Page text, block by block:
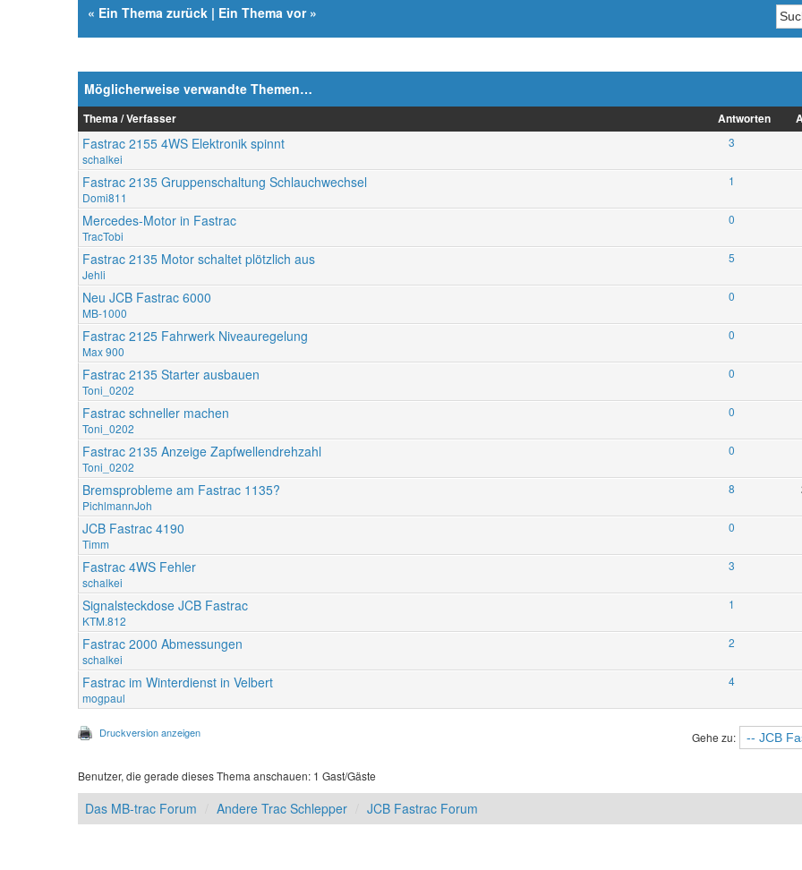
« Ein Thema zurück | Ein Thema vor»
Möglicherweise verwandte Themen…
Thema / Verfasser Antworten
Fastrac 2155 4WS Elektronik spinnt
schalkei
3
Fastrac 2135 Gruppenschaltung Schlauchwechsel
Domi811
1
Mercedes-Motor in Fastrac
TracTobi
0
Fastrac 2135 Motor schaltet plötzlich aus
Jehli
5
Neu JCB Fastrac 6000
MB-1000
0
Fastrac 2125 Fahrwerk Niveauregelung
Max 900
0
Fastrac 2135 Starter ausbauen
Toni_0202
0
Fastrac schneller machen
Toni_0202
0
Fastrac 2135 Anzeige Zapfwellendrehzahl
Toni_0202
0
Bremsprobleme am Fastrac 1135?
PichlmannJoh
8
JCB Fastrac 4190
Timm
0
Fastrac 4WS Fehler
schalkei
3
Signalsteckdose JCB Fastrac
KTM.812
1
Fastrac 2000 Abmessungen
schalkei
2
Fastrac im Winterdienst in Velbert
mogpaul
4
Druckversion anzeigen Gehe zu:
Benutzer, die gerade dieses Thema anschauen: 1 Gast/Gäste
Das MB-trac Forum Andere Trac Schlepper JCB Fastrac Forum